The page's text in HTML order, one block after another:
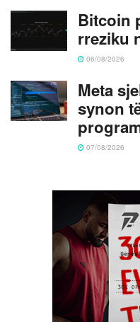
Bitcoin
rreziku
06/08/2026
Meta
synon
07/08/2026